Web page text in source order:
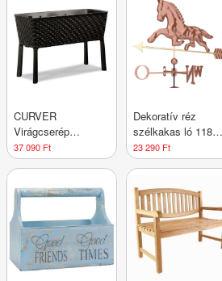
CURVER
Virágcserép
műrattan EASY
GROW Barna
37 090 Ft
Dekoratív réz
szélkakas ló 118
cm
23 290 Ft